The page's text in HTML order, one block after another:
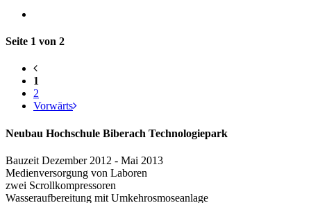
Seite 1 von 2
1
2
Vorwärts
Neubau Hochschule Biberach Technologiepark
Bauzeit Dezember 2012 - Mai 2013
Medienversorgung von Laboren
zwei Scrollkompressoren
Wasseraufbereitung mit Umkehrosmoseanlage